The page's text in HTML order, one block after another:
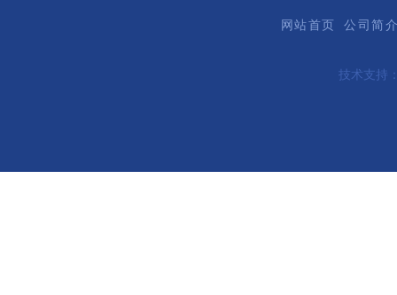
网站首页 公司简
技术支持